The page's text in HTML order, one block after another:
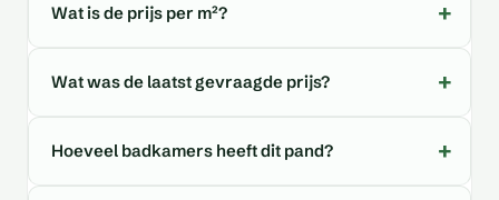
Wat is de prijs per m²?
Wat was de laatst gevraagde prijs?
Hoeveel badkamers heeft dit pand?